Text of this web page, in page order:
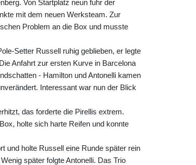
Von Startplatz neun fuhr der
mit dem neuen Werksteam. Zur
Problem an die Box und musste
Setter Russell ruhig geblieben, er legte
Anfahrt zur ersten Kurve in Barcelona
- Hamilton und Antonelli kamen
Interessant war nun der Blick
das forderte die Pirellis extrem.
holte sich harte Reifen und konnte
und holte Russell eine Runde später rein
später folgte Antonelli. Das Trio